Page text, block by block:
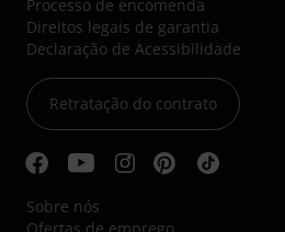
Processo de encomenda
Direitos legais de garantia
Declaração de Acessibilidade
Retratação do contrato
Sobre nós